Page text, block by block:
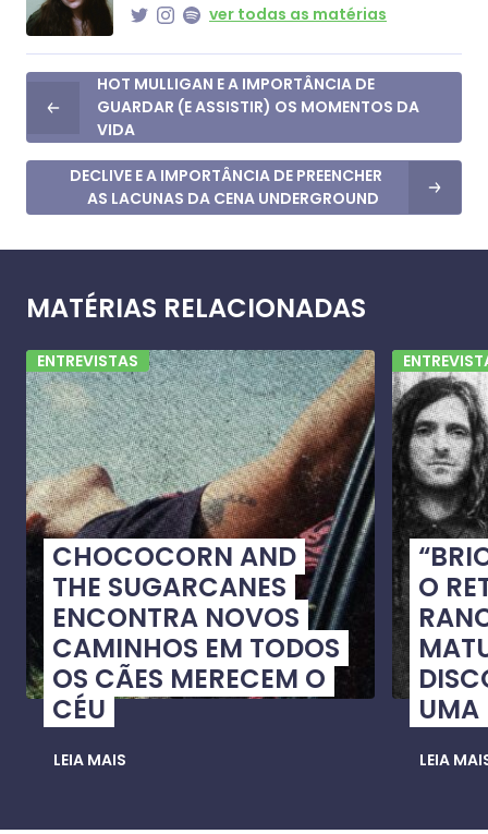
ver todas as matérias
HOT MULLIGAN E A IMPORTÂNCIA DE
GUARDAR (E ASSISTIR) OS MOMENTOS DA
VIDA
DECLIVE E A IMPORTÂNCIA DE PREENCHER
AS LACUNAS DA CENA UNDERGROUND
MATÉRIAS RELACIONADAS
ENTREVISTAS
CHOCOCORN AND
THE SUGARCANES
ENCONTRA NOVOS
CAMINHOS EM TODOS
OS CÃES MERECEM O
CÉU
LEIA MAIS
O
UMA
LEIA